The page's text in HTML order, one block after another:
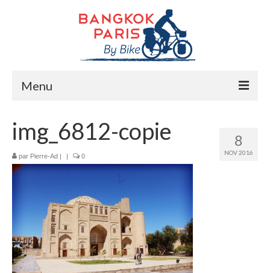
Menu
Préparation bike trip
La route
Mes rencontres
Me soutenir
Presse
8
NOV 2016
img_6812-copie
par Pierre-Ad | | 0